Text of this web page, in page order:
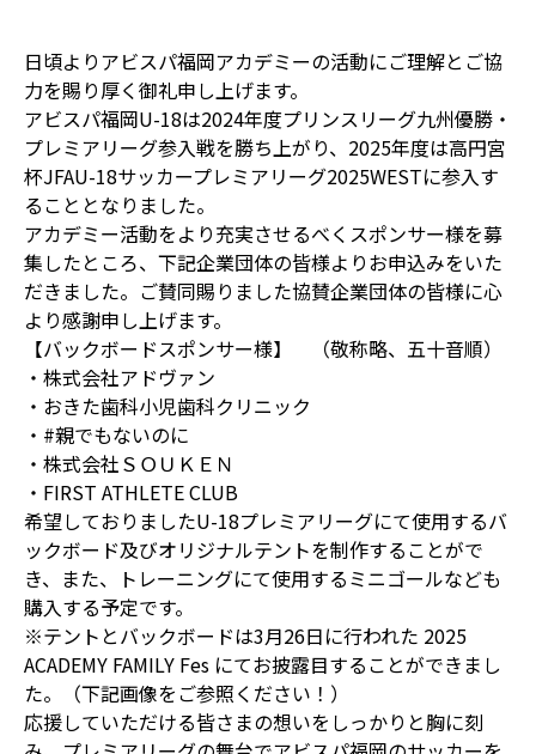
日頃よりアビスパ福岡アカデミーの活動にご理解とご協
力を賜り厚く御礼申し上げます。
アビスパ福岡U-18は2024年度プリンスリーグ九州優勝・
プレミアリーグ参入戦を勝ち上がり、2025年度は高円宮
杯JFAU-18サッカープレミアリーグ2025WESTに参入す
ることとなりました。
アカデミー活動をより充実させるべくスポンサー様を募
集したところ、下記企業団体の皆様よりお申込みをいた
だきました。ご賛同賜りました協賛企業団体の皆様に心
より感謝申し上げます。
【バックボードスポンサー様】 （敬称略、五十音順）
・株式会社アドヴァン
・おきた歯科小児歯科クリニック
・#親でもないのに
・株式会社ＳＯＵＫＥＮ
・FIRST ATHLETE CLUB
希望しておりましたU-18プレミアリーグにて使用するバ
ックボード及びオリジナルテントを制作することがで
き、また、トレーニングにて使用するミニゴールなども
購入する予定です。
※テントとバックボードは3月26日に行われた 2025
ACADEMY FAMILY Fes にてお披露目することができまし
た。（下記画像をご参照ください！）
応援していただける皆さまの想いをしっかりと胸に刻